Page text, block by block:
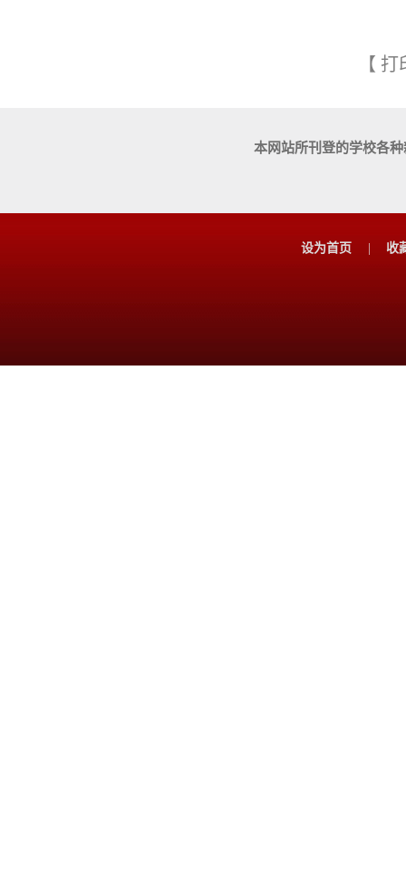
【 打
本网站所刊登的学校各
设为首页 收